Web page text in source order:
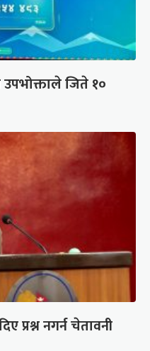
जिते १०
प्रश्न नगर्न चेतावनी